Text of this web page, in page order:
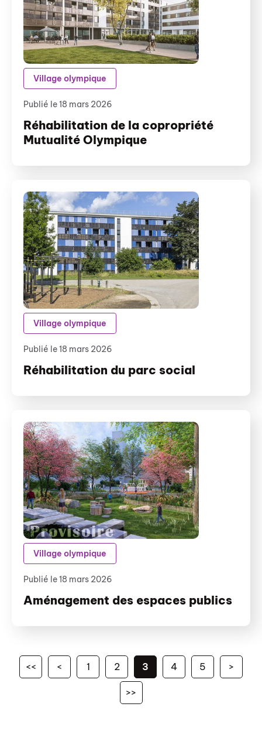
Réhabilitation de la copropriété
Mutualité Olympique
Publié le 18 mars 2026
Village olympique
Réhabilitation du parc social
Publié le 18 mars 2026
Village olympique
Aménagement des espaces publics
Publié le 18 mars 2026
Village olympique
<< < 1 2 3 4 5 >
>>